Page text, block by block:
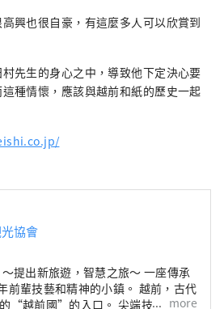
興也很自豪，有這麼多人可以欣賞到
先生的身心之中，導致他下定決心要
種情懷，應該與越前和紙的歷史一起
協會
出新旅遊，智慧之旅～ 一座傳承
前輩技藝和精神的小鎮。 越前，古代
“越前國”的入口。 尖端技術和文
more